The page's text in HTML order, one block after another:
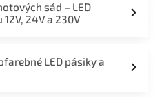
sád – LED
24V a 230V
LED pásiky a